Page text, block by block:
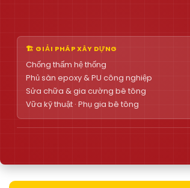
🏗 GIẢI PHÁP XÂY DỰNG
Chống thấm hệ thống
Phủ sàn epoxy & PU công nghiệp
Sửa chữa & gia cường bê tông
Vữa kỹ thuật · Phụ gia bê tông